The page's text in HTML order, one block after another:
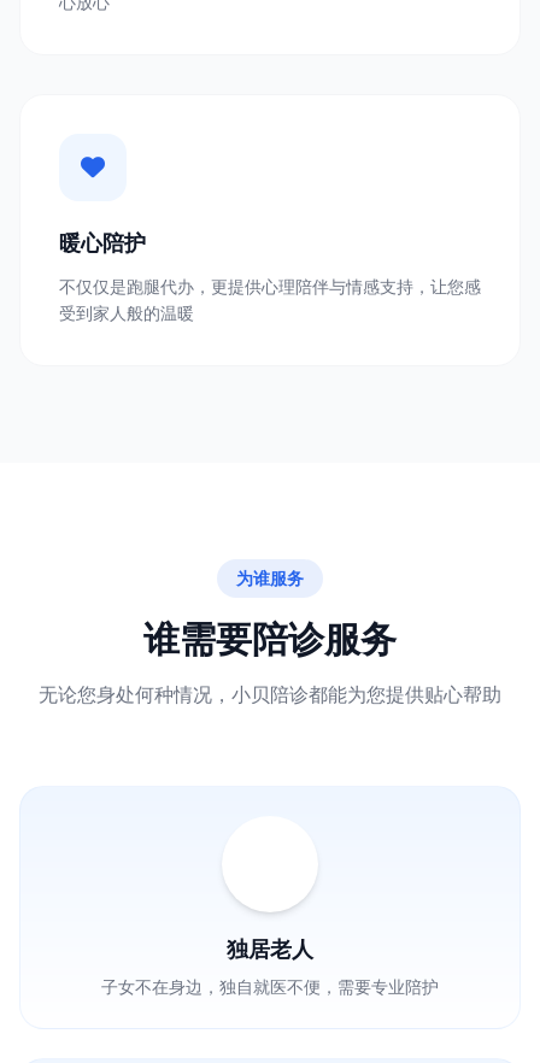
暖心陪护
不仅仅是跑腿代办，更提供心理陪伴与情感支持，让您感
受到家人般的温暖
为谁服务
谁需要陪诊服务
无论您身处何种情况，小贝陪诊都能为您提供贴心帮助
独居老人
子女不在身边，独自就医不便，需要专业陪护